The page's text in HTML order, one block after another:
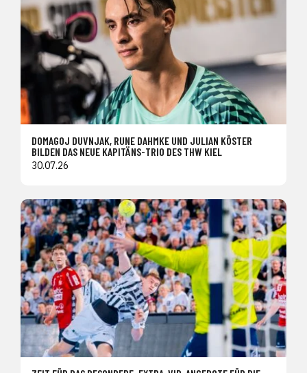
DOMAGOJ DUVNJAK, RUNE DAHMKE UND JULIAN KÖSTER
BILDEN DAS NEUE KAPITÄNS-TRIO DES THW KIEL
30.07.26